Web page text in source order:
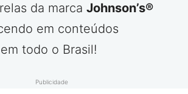
da marca Johnson’s®
em conteúdos
todo o Brasil!
Publicidade